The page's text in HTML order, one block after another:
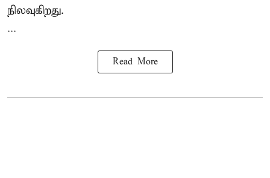
நிலவுகிறது.
...
Read More